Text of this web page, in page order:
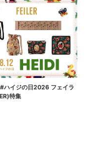
ハイジの日2026 フェイラ
特集